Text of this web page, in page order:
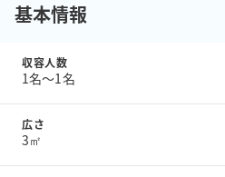
基本情報
収容人数
1名〜1名
広さ
3㎡